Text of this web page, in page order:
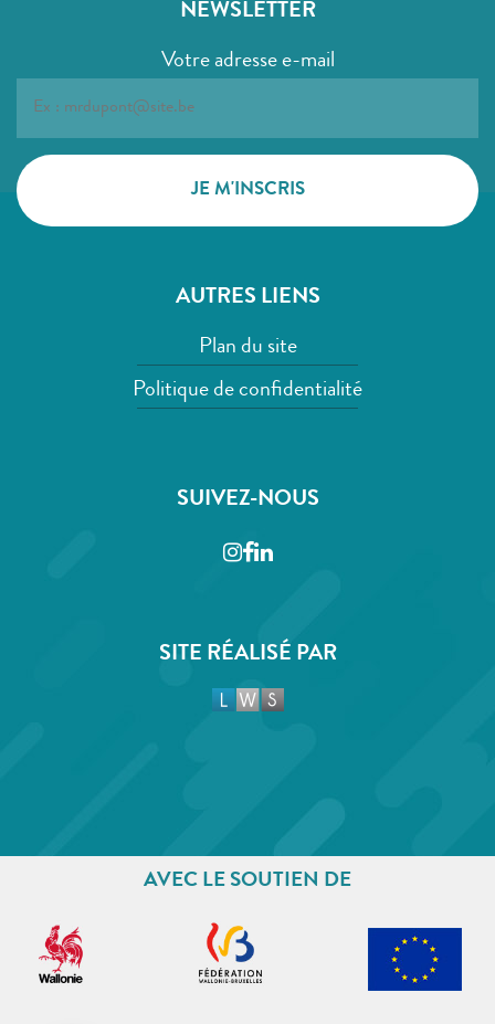
NEWSLETTER
Votre adresse e-mail
AUTRES LIENS
Plan du site
Politique de confidentialité
SUIVEZ-NOUS
Instagram
Facebook
LinkedIn
SITE RÉALISÉ PAR
AVEC LE SOUTIEN DE